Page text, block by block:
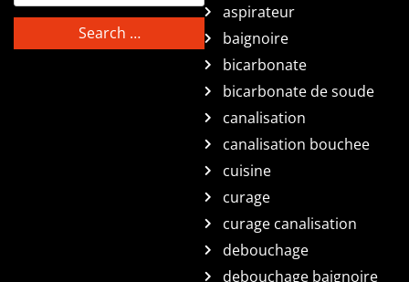
aspirateur
baignoire
bicarbonate
bicarbonate de soude
canalisation
canalisation bouchee
cuisine
curage
curage canalisation
debouchage
debouchage baignoire